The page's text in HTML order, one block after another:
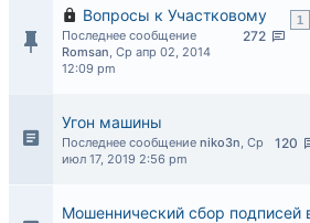
Вопросы к Участковому 1
272
Последнее сообщение
Romsan, Ср апр 02, 2014
12:09 pm
Угон машины
120
Последнее сообщение niko3n, Ср
июл 17, 2019 2:56 pm
Мошеннический сбор подписей